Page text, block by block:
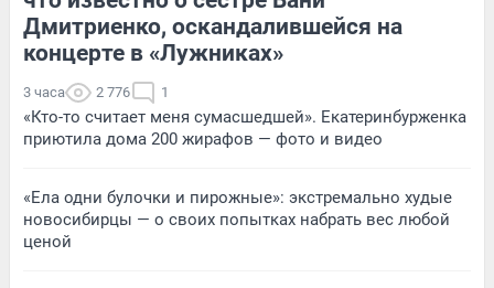
Дмитриенко, оскандалившейся на
концерте в «Лужниках»
3 часа 2 776 1
«Кто-то считает меня сумасшедшей». Екатеринбурженка
приютила дома 200 жирафов — фото и видео
«Ела одни булочки и пирожные»: экстремально худые
новосибирцы — о своих попытках набрать вес любой
ценой